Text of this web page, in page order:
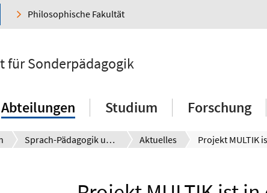
Philosophische Fakultät
für Sonderpädagogik
Abteilungen Studium Forschung
Sprach-Pädagogik und -Therapie Aktuelles